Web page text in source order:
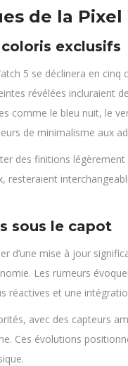
de la Pixel
exclusifs
5 se déclinera en
révélées incluraient
comme le bleu nuit, le
de minimalisme aux
des finitions
sous le capot
d’une mise à jour
Les rumeurs
réactives et une
avec des capteurs
Ces évolutions